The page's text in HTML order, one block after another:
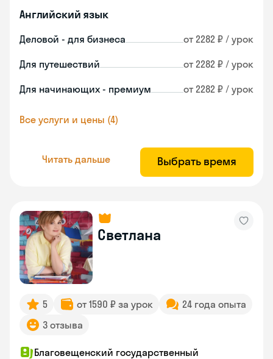
Английский язык
Деловой - для бизнеса от 2282 ₽ / урок
Для путешествий от 2282 ₽ / урок
Для начинающих - премиум от 2282 ₽ / урок
Все услуги и цены (4)
Читать дальше Выбрать время
Светлана
5 от 1590 ₽ за урок
24 года опыта
3 отзыва
Благовещенский государственный